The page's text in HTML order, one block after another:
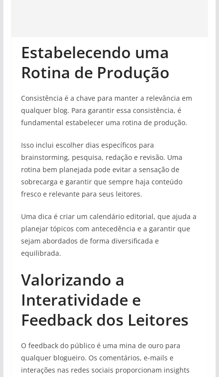
Estabelecendo uma
Rotina de Produção
Consistência é a chave para manter a relevância em
qualquer blog. Para garantir essa consistência, é
fundamental estabelecer uma rotina de produção.
Isso inclui escolher dias específicos para
brainstorming, pesquisa, redação e revisão. Uma
rotina bem planejada pode evitar a sensação de
sobrecarga e garantir que sempre haja conteúdo
fresco e relevante para seus leitores.
Uma dica é criar um calendário editorial, que ajuda a
planejar tópicos com antecedência e a garantir que
sejam abordados de forma diversificada e
equilibrada.
Valorizando a
Interatividade e
Feedback dos Leitores
O feedback do público é uma mina de ouro para
qualquer blogueiro. Os comentários, e-mails e
interações nas redes sociais proporcionam insights